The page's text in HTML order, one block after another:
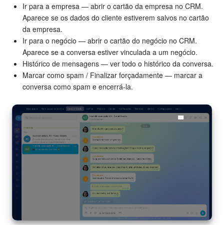
Ir para a empresa — abrir o cartão da empresa no CRM.
Aparece se os dados do cliente estiverem salvos no cartão
da empresa.
Ir para o negócio — abrir o cartão do negócio no CRM.
Aparece se a conversa estiver vinculada a um negócio.
Histórico de mensagens — ver todo o histórico da conversa.
Marcar como spam / Finalizar forçadamente — marcar a
conversa como spam e encerrá-la.